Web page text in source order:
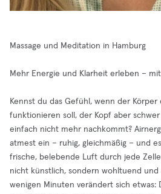
Massage und Meditation in Hamburg
Mehr Energie und Klarheit erleben –
Kennst du das Gefühl, wenn der
funktionieren soll, der Kopf aber
einfach nicht mehr nachkommt?
atmest ein – ruhig, gleichmäßig – und
frische, belebende Luft durch jede
nicht künstlich, sondern wohltuend und
wenigen Minuten verändert sich etwas: